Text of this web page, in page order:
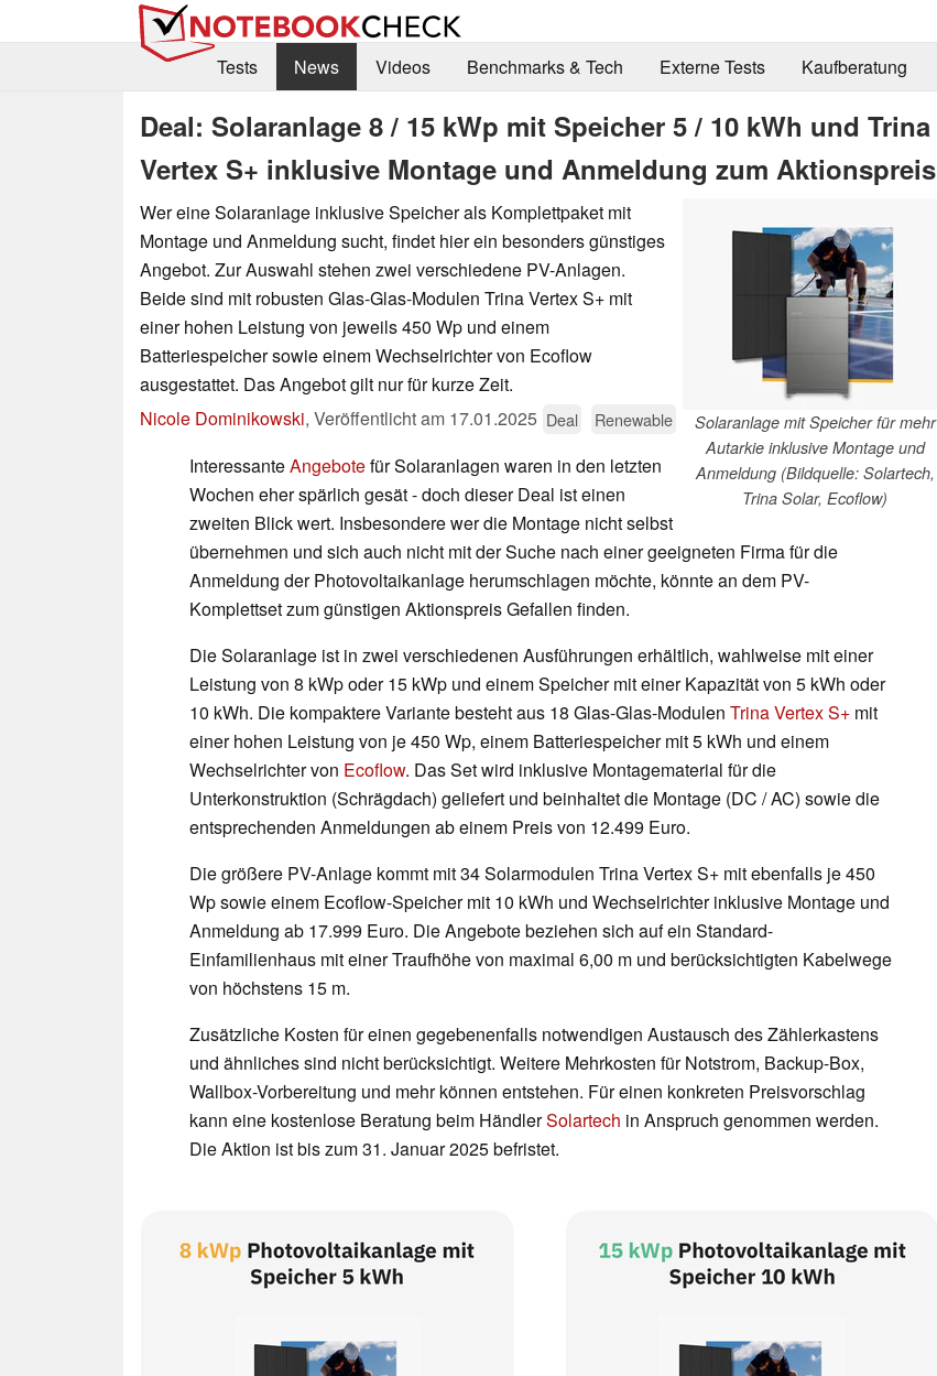
Tests
News Videos Benchmarks & Tech Externe Tests Kaufberatung
Deal: Solaranlage 8 / 15 kWp mit Speicher 5 / 10 kWh und Trina
Vertex S+ inklusive Montage und Anmeldung zum Aktionspreis
Solaranlage mit Speicher für mehr
Autarkie inklusive Montage und
Anmeldung (Bildquelle: Solartech,
Trina Solar, Ecoflow)
Wer eine Solaranlage inklusive Speicher als Komplettpaket mit
Montage und Anmeldung sucht, findet hier ein besonders günstiges
Angebot. Zur Auswahl stehen zwei verschiedene PV-Anlagen.
Beide sind mit robusten Glas-Glas-Modulen Trina Vertex S+ mit
einer hohen Leistung von jeweils 450 Wp und einem
Batteriespeicher sowie einem Wechselrichter von Ecoflow
ausgestattet. Das Angebot gilt nur für kurze Zeit.
Nicole Dominikowski, Veröffentlicht am 17.01.2025 Deal Renewable
InteressanteAngebotefür Solaranlagen waren in den letzten
Wochen eher spärlich gesät - doch dieser Deal ist einen
zweiten Blick wert. Insbesondere wer die Montage nicht selbst
übernehmen und sich auch nicht mit der Suche nach einer geeigneten Firma für die
Anmeldung der Photovoltaikanlage herumschlagen möchte, könnte an dem PV-
Komplettset zum günstigen Aktionspreis Gefallen finden.
Die Solaranlage ist in zwei verschiedenen Ausführungen erhältlich, wahlweise mit einer
Leistung von 8 kWp oder 15 kWp und einem Speicher mit einer Kapazität von 5 kWh oder
10 kWh. Die kompaktere Variante besteht aus 18 Glas-Glas-Modulen Trina Vertex S+ mit
einer hohen Leistung von je 450 Wp, einem Batteriespeicher mit 5 kWh und einem
Wechselrichter von Ecoflow. Das Set wird inklusive Montagematerial für die
Unterkonstruktion (Schrägdach) geliefert und beinhaltet die Montage (DC / AC) sowie die
entsprechenden Anmeldungen ab einem Preis von 12.499 Euro.
Die größere PV-Anlage kommt mit 34 Solarmodulen Trina Vertex S+ mit ebenfalls je 450
Wp sowie einem Ecoflow-Speicher mit 10 kWh und Wechselrichter inklusive Montage und
Anmeldung ab 17.999 Euro. Die Angebote beziehen sich auf ein Standard-
Einfamilienhaus mit einer Traufhöhe von maximal 6,00 m und berücksichtigten Kabelwege
von höchstens 15 m.
Zusätzliche Kosten für einen gegebenenfalls notwendigen Austausch des Zählerkastens
und ähnliches sind nicht berücksichtigt. Weitere Mehrkosten für Notstrom, Backup-Box,
Wallbox-Vorbereitung und mehr können entstehen. Für einen konkreten Preisvorschlag
kann eine kostenlose Beratung beim HändlerSolartech in Anspruch genommen werden.
Die Aktion ist bis zum 31. Januar 2025 befristet.